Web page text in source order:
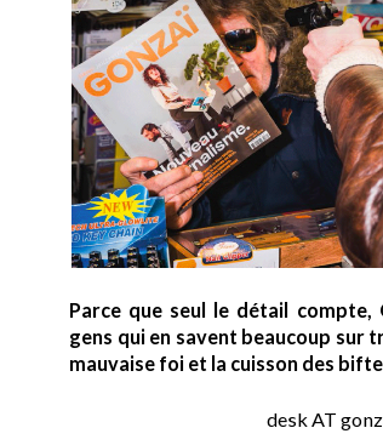
Parce que seul le détail compte,
gens qui en savent beaucoup sur
mauvaise foi et la cuisson des
desk AT